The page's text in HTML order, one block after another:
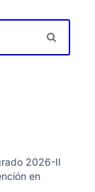
2026-II
en